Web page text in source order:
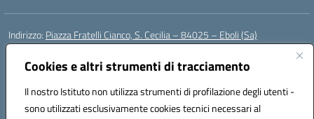
Cookies e altri strumenti di tracciamento
Il nostro Istituto non utilizza strumenti di profilazione degli utenti -
sono utilizzati esclusivamente cookies tecnici necessari al
Indirizzo: Piazza Fratelli Cianco, S. Cecilia – 84025 – Eboli (Sa)
Centralino:
Posta elettronica certificata (PEC):saic81900c@pec.istruzione.it
Codice fiscale: 91028680659
Codice meccanografico:SAIC81900C